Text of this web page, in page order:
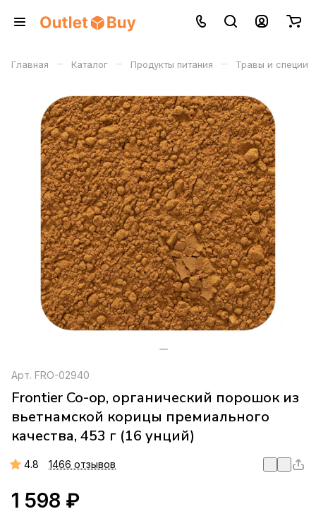
Главная – Каталог – Продукты питания – Травы и специи
Арт. FRO-02940
Frontier Co-op, органический порошок из
вьетнамской корицы премиального
качества, 453 г (16 унций)
4.8 1466 отзывов
1 598 ₽